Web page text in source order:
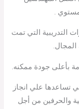
مستوي .
التدريبية التي تمت
بأعلى جودة ممكنه.
تساعدها علي انجاز
والحرفين من أجل